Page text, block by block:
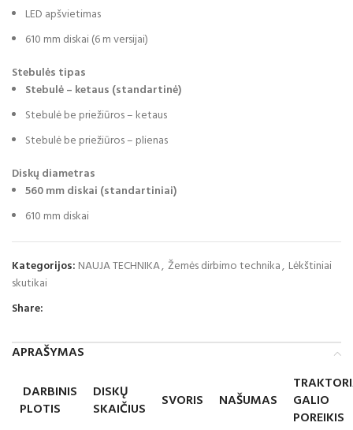
LED apšvietimas
610 mm diskai (6 m versijai)
Stebulės tipas
Stebulė – ketaus (standartinė)
Stebulė be priežiūros – ketaus
Stebulė be priežiūros – plienas
Diskų diametras
560 mm diskai (standartiniai)
610 mm diskai
Kategorijos: NAUJA TECHNIKA, Žemės dirbimo technika, Lėkštiniai
skutikai
Share:
APRAŠYMAS
DARBINIS
PLOTIS
DISKŲ
SKAIČIUS
SVORIS NAŠUMAS
GALIO
POREIKIS